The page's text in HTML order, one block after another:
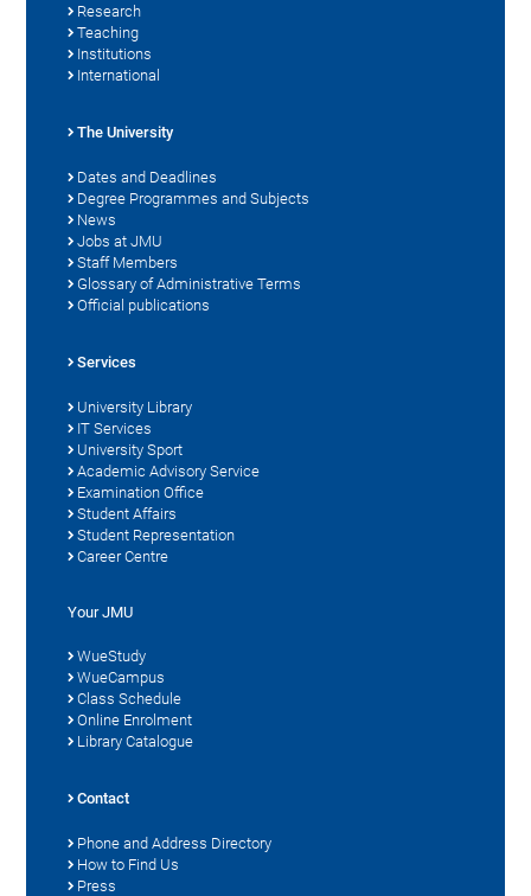
Research
Teaching
Institutions
International
The University
Dates and Deadlines
Degree Programmes and Subjects
News
Jobs at JMU
Staff Members
Glossary of Administrative Terms
Official publications
Services
University Library
IT Services
University Sport
Academic Advisory Service
Examination Office
Student Affairs
Student Representation
Career Centre
Your JMU
WueStudy
WueCampus
Class Schedule
Online Enrolment
Library Catalogue
Contact
Phone and Address Directory
How to Find Us
Press